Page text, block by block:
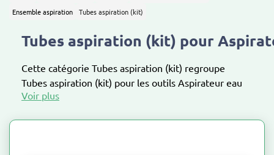
Ensemble aspiration
Tubes aspiration (kit)
Tubes aspiration (kit) pour
Cette catégorie Tubes aspiration (kit) regroupe
Tubes aspiration (kit) pour les outils Aspirateur eau
et poussière , Aspirateur vide cendre, Aspirateur eau